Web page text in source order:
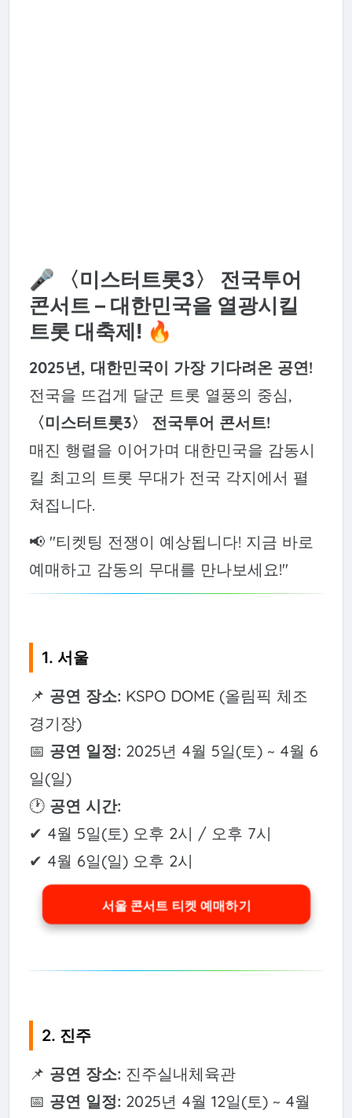
🎤 〈미스터트롯3〉 전국투어
콘서트 – 대한민국을 열광시킬
트롯 대축제! 🔥
2025년, 대한민국이 가장 기다려온 공연!
전국을 뜨겁게 달군 트롯 열풍의 중심,
〈미스터트롯3〉 전국투어 콘서트!
매진 행렬을 이어가며 대한민국을 감동시
킬 최고의 트롯 무대가 전국 각지에서 펼
쳐집니다.
📢 "티켓팅 전쟁이 예상됩니다! 지금 바로
예매하고 감동의 무대를 만나보세요!"
1. 서울
📌 공연 장소: KSPO DOME (올림픽 체조
경기장)
📅 공연 일정: 2025년 4월 5일(토) ~ 4월 6
일(일)
🕐 공연 시간:
✔ 4월 5일(토) 오후 2시 / 오후 7시
✔ 4월 6일(일) 오후 2시
서울 콘서트 티켓 예매하기
2. 진주
📌 공연 장소: 진주실내체육관
📅 공연 일정: 2025년 4월 12일(토) ~ 4월